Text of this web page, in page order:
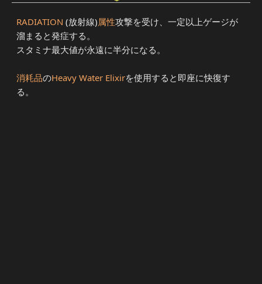
RADIATION (放射線)属性攻撃を受け、一定以上ゲージが
溜まると発症する。
スタミナ最大値が永遠に半分になる。
消耗品のHeavy Water Elixirを使用すると即座に快復す
る。